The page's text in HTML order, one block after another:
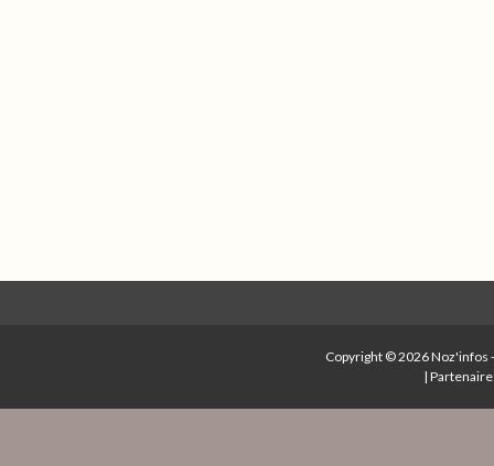
Copyright © 2026Noz'infos
|